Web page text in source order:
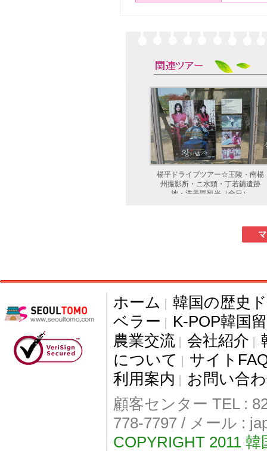
ホーム | 韓国の歴史
ベラー | K-POP韓国
農業交流 | 会社紹介 |
について | サイト
利用案内 | お問い合
顧客センター TEL :
778-7797 / メール :
COPYRIGHT 2011